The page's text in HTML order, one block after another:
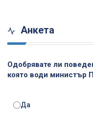
Анкета
Одобрявате ли
която води министър
Да